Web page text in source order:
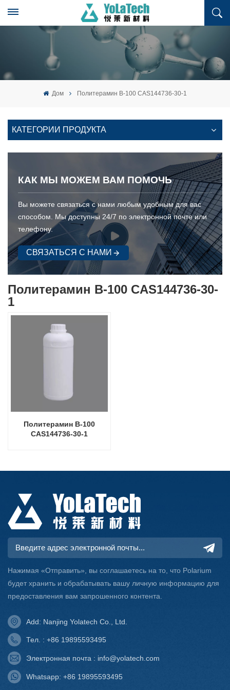
Дом Политерамин B-100 CAS144736-30-1
КАТЕГОРИИ ПРОДУКТА
КАК МЫ МОЖЕМ ВАМ ПОМОЧЬ
Вы можете связаться с нами любым удобным для вас
способом. Мы доступны 24/7 по электронной почте или
телефону.
СВЯЗАТЬСЯ С НАМИ
Политерамин B-100 CAS144736-30-
1
Политерамин B-100
CAS144736-30-1
Нажимая «Отправить», вы соглашаетесь на то, что Polarium
будет хранить и обрабатывать вашу личную информацию для
предоставления вам запрошенного контента.
Add: Nanjing Yolatech Co., Ltd.
Тел. : +86 19895593495
Электронная почта : info@yolatech.com
Whatsapp: +86 19895593495